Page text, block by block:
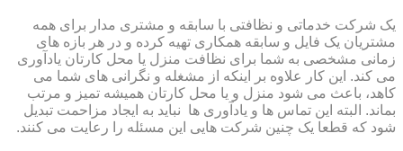
یک شرکت خدماتی و نظافتی با سابقه و مشتری مدار برای همه
مشتریان یک فایل و سابقه همکاری تهیه کرده و در هر بازه های
زمانی مشخصی به شما برای نظافت منزل یا محل کارتان یادآوری
می کند. این کار علاوه بر اینکه از مشغله و نگرانی های شما می
کاهد، باعث می شود منزل و یا محل کارتان همیشه تمیز و مرتب
بماند. البته این تماس ها و یادآوری ها نباید به ایجاد مزاحمت تبدیل
شود که قطعا یک چنین شرکت هایی این مسئله را رعایت می کنند.